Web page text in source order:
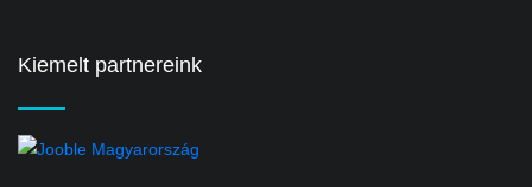
Kiemelt partnereink